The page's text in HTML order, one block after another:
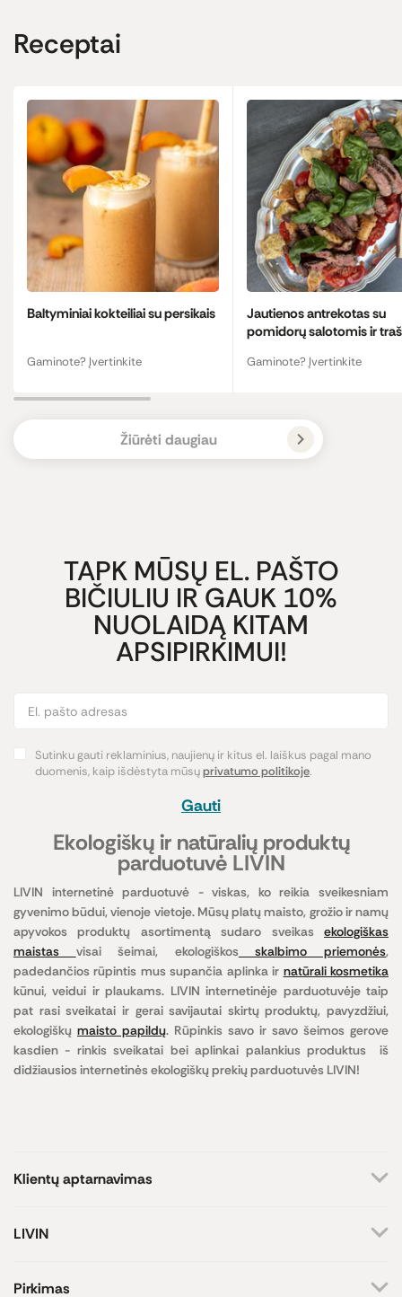
Receptai
Baltyminiai kokteiliai su persikais
Gaminote? Įvertinkite
Jautienos antrekotas su
pomidorų salotomis ir
Gaminote? Įvertinkite
Žiūrėti daugiau
TAPK MŪSŲ EL. PAŠTO
BIČIULIU IR GAUK 10%
NUOLAIDĄ KITAM
APSIPIRKIMUI!
Sutinku gauti reklaminius, naujienų ir kitus el. laiškus pagal mano
duomenis, kaip išdėstyta mūsųprivatumo politikoje.
Gauti
Ekologiškų ir natūralių produktų
parduotuvė LIVIN
LIVIN internetinė parduotuvė - viskas, ko reikia sveikesniam
gyvenimo būdui, vienoje vietoje. Mūsų platų maisto, grožio ir namų
apyvokos produktų asortimentą sudaro sveikas ekologiškas
maistas visai šeimai, ekologiškos skalbimo priemonės,
padedančios rūpintis mus supančia aplinka ir natūrali kosmetika
kūnui, veidui ir plaukams. LIVIN internetinėje parduotuvėje taip
pat rasi sveikatai ir gerai savijautai skirtų produktų, pavyzdžiui,
ekologiškų maisto papildų. Rūpinkis savo ir savo šeimos gerove
kasdien - rinkis sveikatai bei aplinkai palankius produktus iš
didžiausios internetinės ekologiškų prekių parduotuvės LIVIN!
Klientų aptarnavimas
Rašyti užklausą
Atsakome darbo dienomis
LIVIN
Kontaktai
Pirkimas